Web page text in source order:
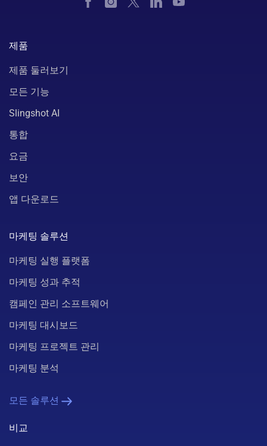
제품
제품 둘러보기
모든 기능
Slingshot AI
통합
요금
보안
앱 다운로드
마케팅 솔루션
마케팅 실행 플랫폼
마케팅 성과 추적
캠페인 관리 소프트웨어
마케팅 대시보드
마케팅 프로젝트 관리
마케팅 분석
모든 솔루션
비교